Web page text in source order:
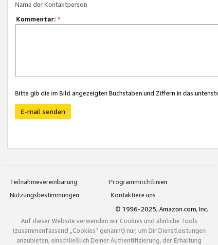
Name der Kontaktperson
Kommentar: *
Bitte gib die im Bild angezeigten Buchstaben und Ziffern in das
E-mail senden
Teilnahmevereinbarung
Programmrichtlinien
Nutzungsbestimmungen
Kontaktiere uns
© 1996-2025, Amazon.com, Inc.
Auf dieser Website verwenden wir Cookies und ähnliche Tools
(zusammenfassend „Cookies“ genannt) nur, um Dir Dienstleistungen
anzubieten, einschließlich Deiner Authentifizierung, der Erhaltung